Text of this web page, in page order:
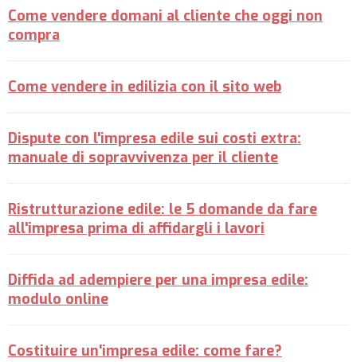
Come vendere domani al cliente che oggi non
compra
Come vendere in edilizia con il sito web
Dispute con l'impresa edile sui costi extra:
manuale di sopravvivenza per il cliente
Ristrutturazione edile: le 5 domande da fare
all'impresa prima di affidargli i lavori
Diffida ad adempiere per una impresa edile:
modulo online
Costituire un'impresa edile: come fare?